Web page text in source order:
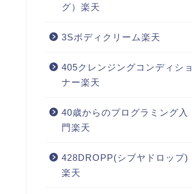
グ）楽天
3Sボディクリーム楽天
405クレンジングコンディショ
ナー楽天
40歳からのプログラミング入
門楽天
428DROPP(シブヤドロップ)
楽天